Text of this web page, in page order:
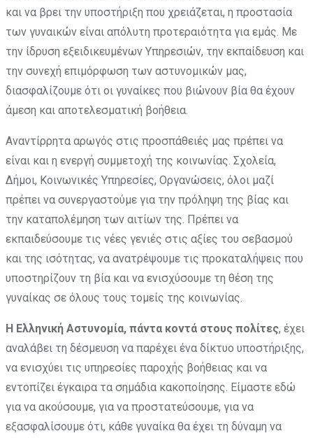
και να βρει την υποστήριξη που χρειάζεται, η προστασία
των γυναικών είναι απόλυτη προτεραιότητα για εμάς. Με
την ίδρυση εξειδικευμένων Υπηρεσιών, την εκπαίδευση και
την συνεχή επιμόρφωση των αστυνομικών μας,
διασφαλίζουμε ότι οι γυναίκες που βιώνουν βία θα έχουν
άμεση και αποτελεσματική βοήθεια.
Αναντίρρητα αρωγός στις προσπάθειές μας πρέπει να
είναι και η ενεργή συμμετοχή της κοινωνίας. Σχολεία,
Δήμοι, Κοινωνικές Υπηρεσίες, Οργανώσεις, όλοι μαζί
πρέπει να συνεργαστούμε για την πρόληψη της βίας και
την καταπολέμηση των αιτίων της. Πρέπει να
εκπαιδεύσουμε τις νέες γενιές στις αξίες του σεβασμού
και της ισότητας, να ανατρέψουμε τις προκαταλήψεις που
υποστηρίζουν τη βία και να ενισχύσουμε τη θέση της
γυναίκας σε όλους τους τομείς της κοινωνίας.
Η Ελληνική Αστυνομία, πάντα κοντά στους πολίτες, έχει
αναλάβει τη δέσμευση να παρέχει ένα δίκτυο υποστήριξης,
να ενισχύει τις υπηρεσίες παροχής βοήθειας και να
εντοπίζει έγκαιρα τα σημάδια κακοποίησης. Είμαστε εδώ
για να ακούσουμε, για να προστατεύσουμε, για να
εξασφαλίσουμε ότι, κάθε γυναίκα θα έχει τη δύναμη να